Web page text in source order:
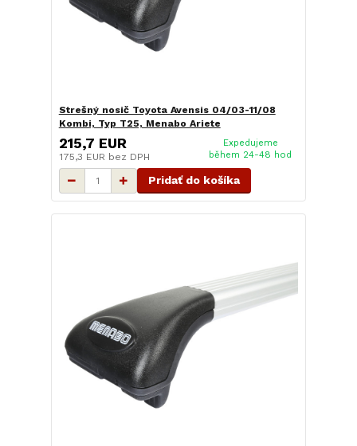
Strešný nosič Toyota Avensis 04/03-11/08
Kombi, Typ T25, Menabo Ariete
215,7 EUR
175,3 EUR bez DPH
Expedujeme
během 24-48 hod
Pridať do košíka